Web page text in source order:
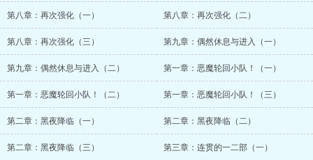
第八章：再次强化（一） 第八章：再次强化（二）
第八章：再次强化（三） 第九章：偶然休息与进入（一）
第九章：偶然休息与进入（二） 第一章：恶魔轮回小队！（一）
第一章：恶魔轮回小队！（二） 第一章：恶魔轮回小队！（三）
第二章：黑夜降临（一） 第二章：黑夜降临（二）
第二章：黑夜降临（三） 第三章：连贯的一二部（一）